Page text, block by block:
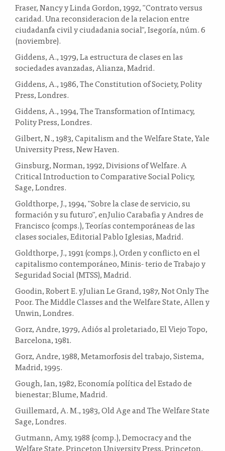
Fraser, Nancy y Linda Gordon, 1992, "Contrato versus
caridad. Una reconsideracion de la relacion entre
ciudadanfa civil y ciudadania social", Isegoría, núm. 6
(noviembre).
Giddens, A., 1979, La estructura de clases en las
sociedades avanzadas, Alianza, Madrid.
Giddens, A., 1986, The Constitution of Society, Polity
Press, Londres.
Giddens, A., 1994, The Transformation of Intimacy,
Polity Press, Londres.
Gilbert, N., 1983, Capitalism and the Welfare State, Yale
University Press, New Haven.
Ginsburg, Norman, 1992, Divisions of Welfare. A
Critical Introduction to Comparative Social Policy,
Sage, Londres.
Goldthorpe, J., 1994, "Sobre la clase de servicio, su
formación y su futuro", enJulio Carabafia y Andres de
Francisco (comps.), Teorías contemporáneas de las
clases sociales, Editorial Pablo Iglesias, Madrid.
Goldthorpe, J., 1991 (comps.), Orden y conflicto en el
capitalismo contemporáneo, Minis- terio de Trabajo y
Seguridad Social (MTSS), Madrid.
Goodin, Robert E. yJulian Le Grand, 1987, Not Only The
Poor. The Middle Classes and the Welfare State, Allen y
Unwin, Londres.
Gorz, Andre, 1979, Adiós al proletariado, El Viejo Topo,
Barcelona, 1981.
Gorz, Andre, 1988, Metamorfosis del trabajo, Sistema,
Madrid, 1995.
Gough, Ian, 1982, Economía política del Estado de
bienestar; Blume, Madrid.
Guillemard, A. M., 1983, Old Age and The Welfare State
Sage, Londres.
Gutmann, Amy, 1988 (comp.), Democracy and the
Welfare State, Princeton University Press, Princeton.